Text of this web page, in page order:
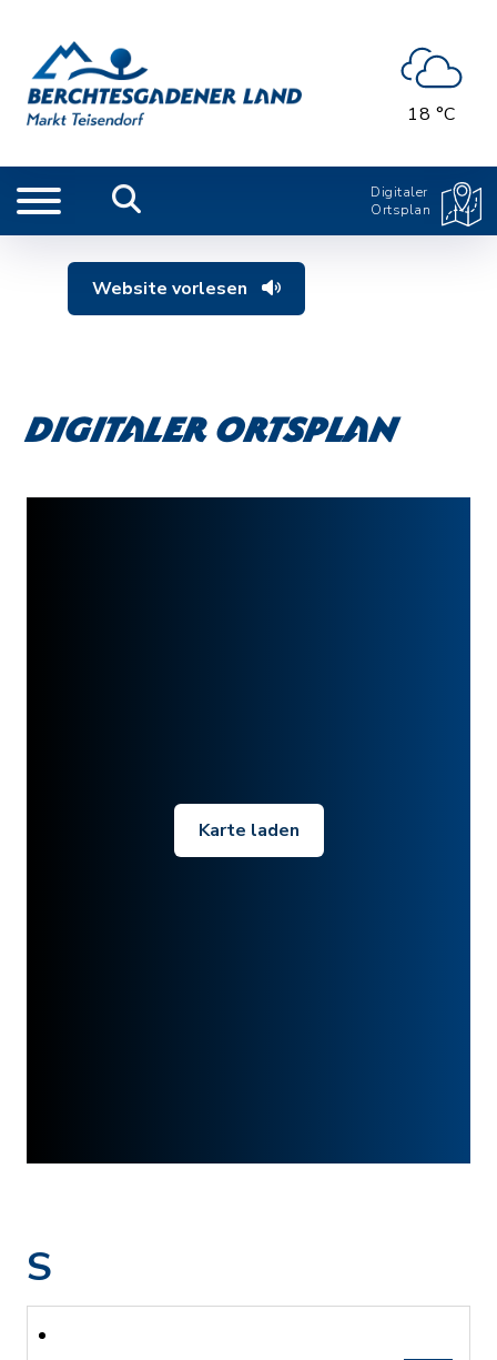
18 °C
Digitaler
Ortsplan
Website vorlesen
Digitaler Ortsplan
Karte laden
S